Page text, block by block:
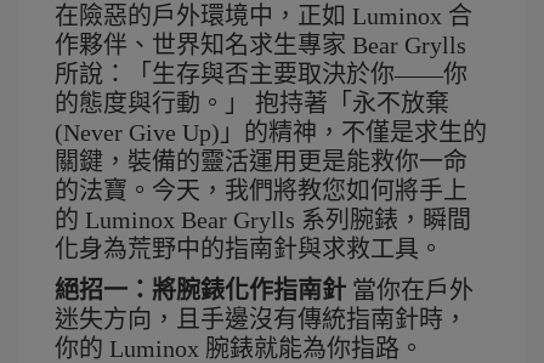
在險惡的戶外環境中，正如 Luminox 合
作夥伴、世界知名求生專家 Bear Grylls
所說：「生存與否主要取決於你——你
的態度與行動。」
抱持著「永不放棄
(Never Give Up)」的精神，不僅是求生的
關鍵，裝備的靈活運用更是能救你一命
的法寶 。今天，我們將教您如何將手上
的 Luminox Bear Grylls 系列腕錶，瞬間
化身為荒野中的指南針與求救工具。
絕招一：將腕錶化作指南針 當你在戶外
迷失方向，且手邊沒有傳統指南針時，
你的 Luminox 腕錶就能為你指路。